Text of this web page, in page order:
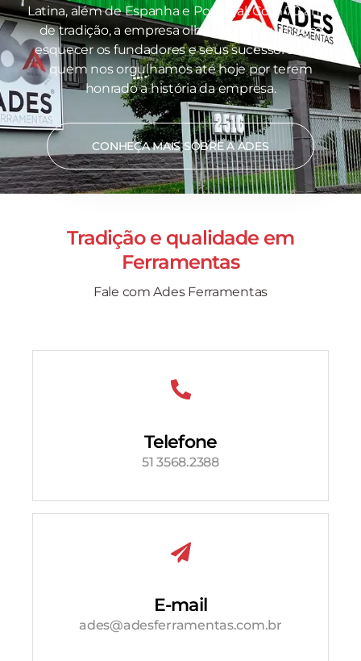
Latina, além de Espanha e Portugal. Com 70 anos
de tradição, a empresa olha para o futuro sem
esquecer os fundadores e seus sucessores, por
quem nos orgulhamos até hoje por terem
honrado a história da empresa.
CONHEÇA MAIS SOBRE A ADES
Tradição e qualidade em
Ferramentas
Fale com Ades Ferramentas
Telefone
51 3568.2388
E-mail
ades@adesferramentas.com.br